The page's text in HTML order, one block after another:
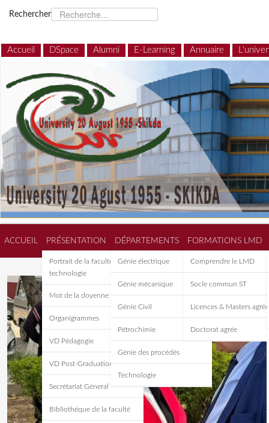
Rechercher
Accueil DSpace Alumni E-Learning Annuaire
ACCUEIL PRÉSENTATION
Portrait de la faculté de
technologie
Mot de la doyenne
Organigrammes
VD Pédagogie
VD Post-Graduation
Secrétariat Géneral
Bibliothéque de la faculté
DÉPARTEMENTS
Génie électrique
Génie mécanique
Génie Civil
Pétrochimie
Génie des procédés
Technologie
FORMATIONS LMD
Comprendre le LMD
Socle commun ST
Licences & Masters
Doctorat agrée